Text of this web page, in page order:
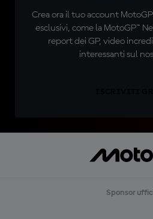
Crea ora il tuo account
esclusivi, come la MotoGP™
report dei GP, video
interessanti sul
Sponsor